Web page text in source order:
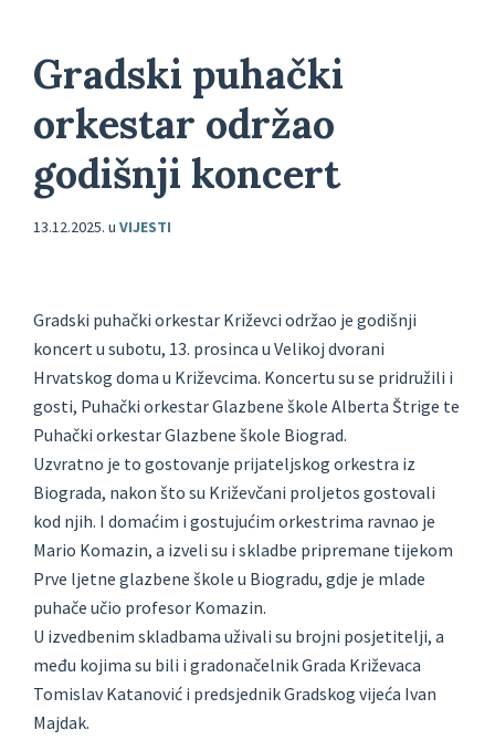
Gradski puhački
orkestar održao
godišnji koncert
13.12.2025. u VIJESTI
Gradski puhački orkestar Križevci održao je godišnji
koncert u subotu, 13. prosinca u Velikoj dvorani
Hrvatskog doma u Križevcima. Koncertu su se pridružili i
gosti, Puhački orkestar Glazbene škole Alberta Štrige te
Puhački orkestar Glazbene škole Biograd.
Uzvratno je to gostovanje prijateljskog orkestra iz
Biograda, nakon što su Križevčani proljetos gostovali
kod njih. I domaćim i gostujućim orkestrima ravnao je
Mario Komazin, a izveli su i skladbe pripremane tijekom
Prve ljetne glazbene škole u Biogradu, gdje je mlade
puhače učio profesor Komazin.
U izvedbenim skladbama uživali su brojni posjetitelji, a
među kojima su bili i gradonačelnik Grada Križevaca
Tomislav Katanović i predsjednik Gradskog vijeća Ivan
Majdak.